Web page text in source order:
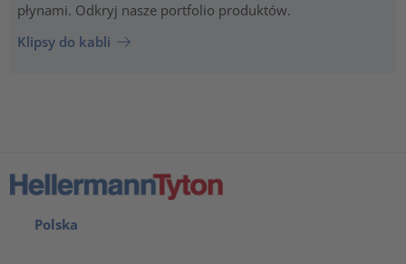
płynami. Odkryj nasze portfolio produktów.
Klipsy do kabli
Polska